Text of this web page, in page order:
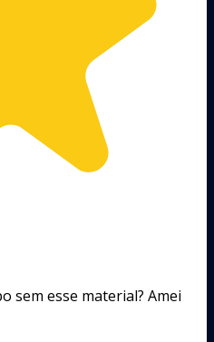
sem esse material? Amei